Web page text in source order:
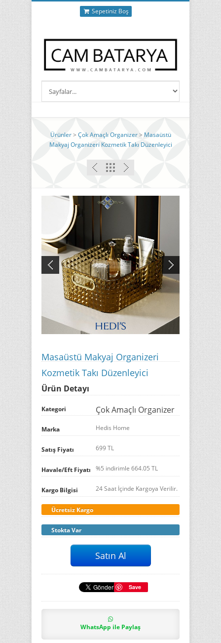
Sepetiniz Boş
Ürünler> Çok Amaçlı Organizer> Masaüstü
Makyaj Organizeri Kozmetik Takı Düzenleyici
Masaüstü Makyaj Organizeri
Kozmetik Takı Düzenleyici
Ürün Detayı
Kategori Çok Amaçlı Organizer
Marka Hedis Home
Satış Fiyatı 699 TL
Havale/Eft Fiyatı %5 indirimle 664.05 TL
Kargo Bilgisi 24 Saat İçinde Kargoya Verilir.
Ücretsiz Kargo
Stokta Var
Save
WhatsApp ile Paylaş